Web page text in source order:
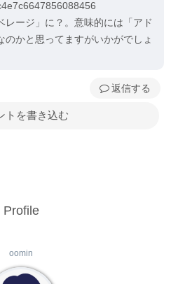
レージ」に？。意味的には「アド
のかと思ってますがいかがでしょ
返信
トを書き込む
Profile
oomin